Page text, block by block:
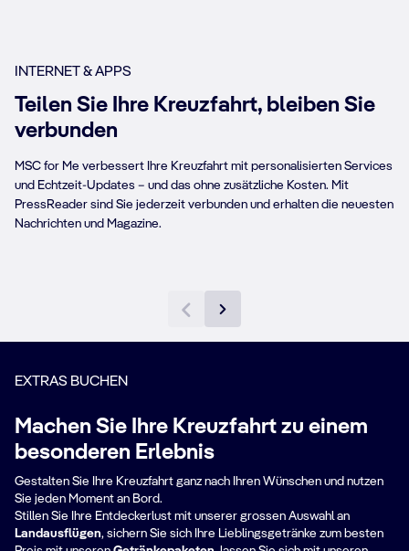
INTERNET & APPS
Teilen Sie Ihre Kreuzfahrt, bleiben Sie
verbunden
MSC for Me verbessert Ihre Kreuzfahrt mit personalisierten Services
und Echtzeit-Updates – und das ohne zusätzliche Kosten. Mit
PressReader sind Sie jederzeit verbunden und erhalten die neuesten
Nachrichten und Magazine.
MSC for ME
EXTRAS BUCHEN
Machen Sie Ihre Kreuzfahrt zu einem
besonderen Erlebnis
Gestalten Sie Ihre Kreuzfahrt ganz nach Ihren Wünschen und nutzen
Sie jeden Moment an Bord.
Stillen Sie Ihre Entdeckerlust mit unserer grossen Auswahl an
Landausflügen, sichern Sie sich Ihre Lieblingsgetränke zum besten